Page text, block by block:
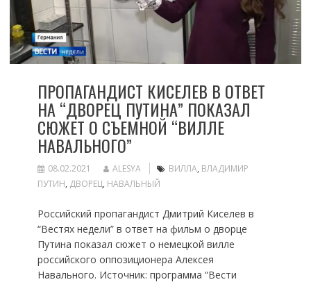
ПРОПАГАНДИСТ КИСЕЛЕВ В ОТВЕТ
НА “ДВОРЕЦ ПУТИНА” ПОКАЗАЛ
СЮЖЕТ О СЪЕМНОЙ “ВИЛЛЕ
НАВАЛЬНОГО”
08.02.2021 ALESYA ВИЛЛА, ВЛАДИМИР
ПУТИН, ДВОРЕЦ, НАВАЛЬНЫЙ
Российский пропагандист Дмитрий Киселев в
“Вестях недели” в ответ на фильм о дворце
Путина показал сюжет о немецкой вилле
российского оппозиционера Алексея
Навального. Источник: программа “Вести